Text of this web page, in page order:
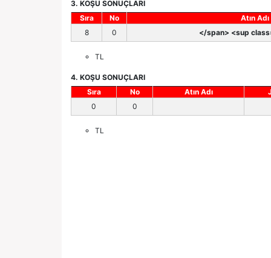
3. KOŞU SONUÇLARI
Sıra
No
Atın Adı
8
0 </span> <sup
TL
4. KOŞU SONUÇLARI
Sıra
No Atın Adı
0
0
TL